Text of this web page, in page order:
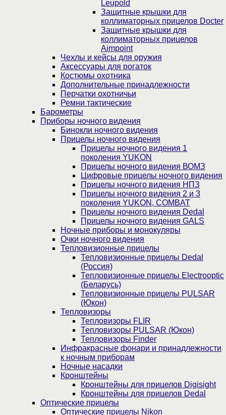
Leupold
Защитные крышки для
коллиматорных прицелов Docter
Защитные крышки для
коллиматорных прицелов
Aimpoint
Чехлы и кейсы для оружия
Аксессуары для рогаток
Костюмы охотника
Дополнительные принадлежности
Перчатки охотничьи
Ремни тактические
Барометры
Приборы ночного видения
Бинокли ночного видения
Прицелы ночного видения
Прицелы ночного видения 1
поколения YUKON
Прицелы ночного видения ВОМЗ
Цифровые прицелы ночного видения
Прицелы ночного видения НПЗ
Прицелы ночного видения 2 и 3
поколения YUKON, COMBAT
Прицелы ночного видения Dedal
Прицелы ночного видения GALS
Ночные приборы и монокуляры
Очки ночного видения
Тепловизионные прицелы
Тепловизионные прицелы Dedal
(Россия)
Тепловизионные прицелы Electrooptic
(Беларусь)
Тепловизионные прицелы PULSAR
(Юкон)
Тепловизоры
Тепловизоры FLIR
Тепловизоры PULSAR (Юкон)
Тепловизоры Finder
Инфракрасные фонари и принадлежности
к ночным приборам
Ночные насадки
Кронштейны
Кронштейны для прицелов Digisight
Кронштейны для прицелов Dedal
Оптические прицелы
Оптические прицелы Nikon